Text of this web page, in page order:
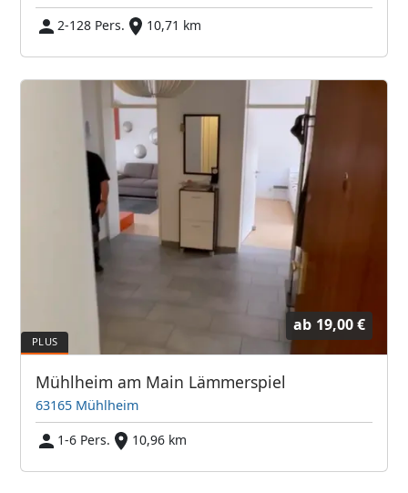
2-128 Pers.
10,71 km
ab 19,00 €
Mühlheim am Main Lämmerspiel
63165 Mühlheim
1-6 Pers.
10,96 km